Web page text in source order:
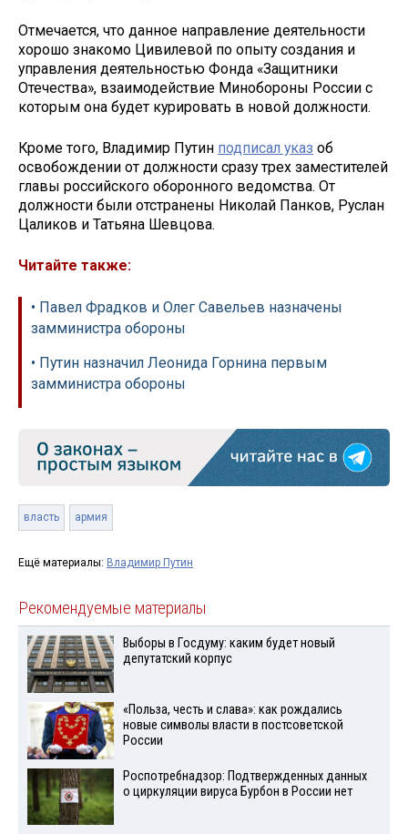
Отмечается, что данное направление деятельности
хорошо знакомо Цивилевой по опыту создания и
управления деятельностью Фонда «Защитники
Отечества», взаимодействие Минобороны России с
которым она будет курировать в новой должности.
Кроме того, Владимир Путин подписал указ об
освобождении от должности сразу трех заместителей
главы российского оборонного ведомства. От
должности были отстранены Николай Панков, Руслан
Цаликов и Татьяна Шевцова.
Читайте также:
• Павел Фрадков и Олег Савельев назначены
замминистра обороны
• Путин назначил Леонида Горнина первым
замминистра обороны
власть армия
Ещё материалы: Владимир Путин
Рекомендуемые материалы
Выборы в Госдуму: каким будет новый
депутатский корпус
«Польза, честь и слава»: как рождались
новые символы власти в постсоветской
России
Роспотребнадзор: Подтвержденных данных
о циркуляции вируса Бурбон в России нет